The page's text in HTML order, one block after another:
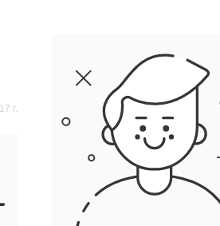
Подобрать исполнителя
г.